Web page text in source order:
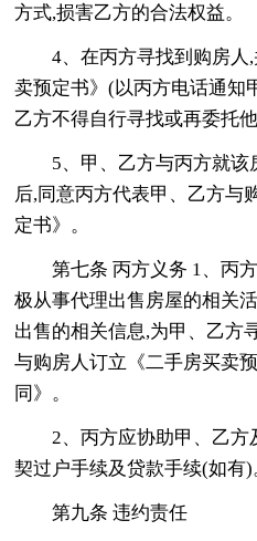
方式,损害乙方的合法权益。
4、在丙方寻找到购房
卖预定书》(以丙方电话通知
乙方不得自行寻找或再委托
5、甲、乙方与丙方就
后,同意丙方代表甲、乙方与
定书》。
第七条 丙方义务 1、丙
极从事代理出售房屋的相关
出售的相关信息,为甲、乙方
与购房人订立《二手房买卖
同》。
2、丙方应协助甲、乙
契过户手续及贷款手续(如有)
第九条 违约责任